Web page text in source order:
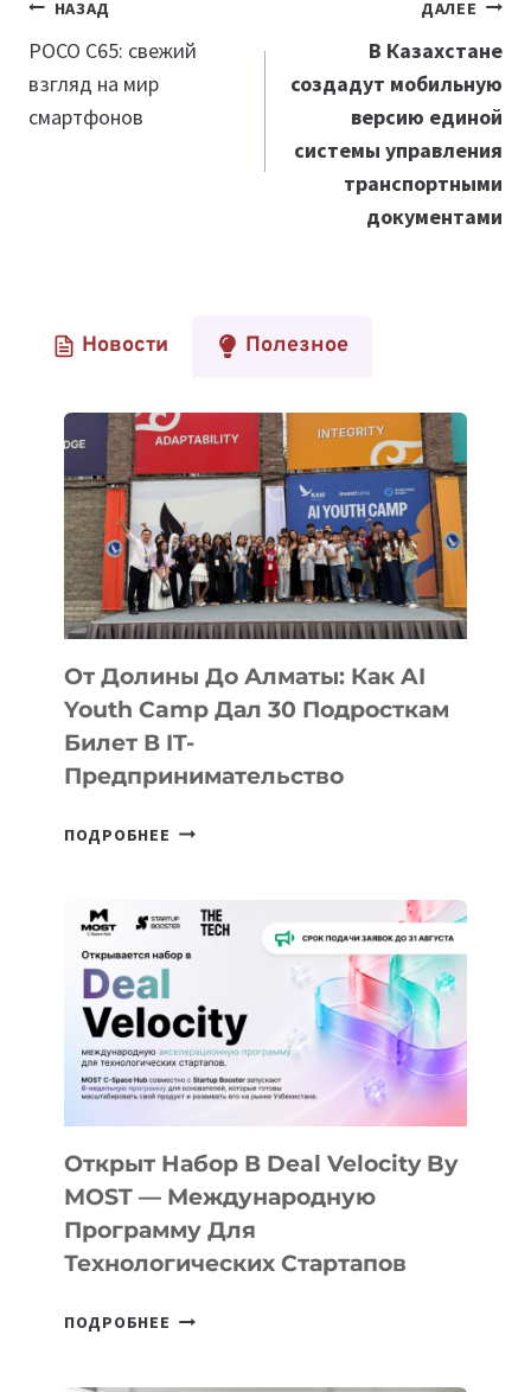
Навигация
по
записям
НАЗАД
POCO C65: свежий
взгляд на мир
смартфонов
ДАЛЕЕ
В Казахстане
создадут мобильную
версию единой
системы управления
транспортными
документами
Новости Полезное
От Долины До Алматы: Как AI
Youth Camp Дал 30 Подросткам
Билет В IT-
Предпринимательство
ПОДРОБНЕЕ ОТ
АЛМАТЫ:
КАК
AI
YOUTH
CAMP
ДАЛ
30
ПОДРОСТКАМ
БИЛЕТ
В
ПРЕДПРИНИМАТЕЛЬСТВО
Открыт Набор В Deal Velocity By
MOST — Международную
Программу Для
Технологических Стартапов
ПОДРОБНЕЕ ОТКРЫТ